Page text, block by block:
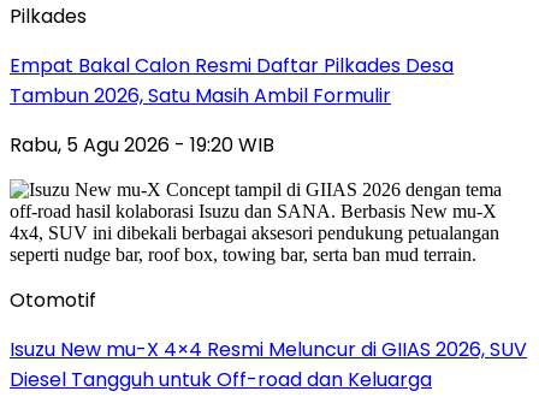
Pilkades
Empat Bakal Calon Resmi Daftar Pilkades Desa
Tambun 2026, Satu Masih Ambil Formulir
Rabu, 5 Agu 2026 - 19:20 WIB
Otomotif
Isuzu New mu-X 4×4 Resmi Meluncur di GIIAS 2026, SUV
Diesel Tangguh untuk Off-road dan Keluarga